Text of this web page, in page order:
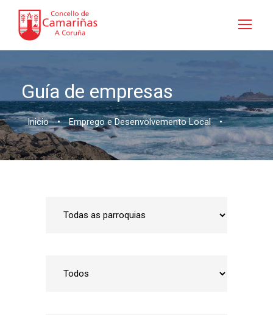
Guía de empresas
Inicio • Emprego e Desenvolvemento Local •